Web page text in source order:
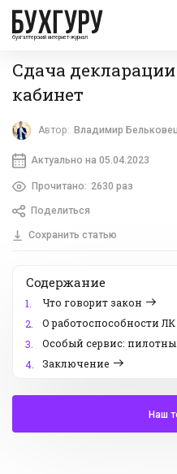
бухгалтерский интернет-журнал
Сдача
кабинет
Автор: Владимир
Актуально на 05.04.2023
Прочитано: 2630 раз
Поделиться
Сохранить статью
Содержание
1.
Что говорит закон
2.
О работоспособности ЛК
3.
Особый сервис:
4.
Заключение
Наш